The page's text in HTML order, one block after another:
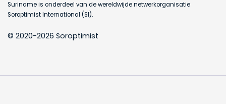
Suriname is onderdeel van de wereldwijde netwerkorganisatie
Soroptimist International (SI).
© 2020-2026 Soroptimist